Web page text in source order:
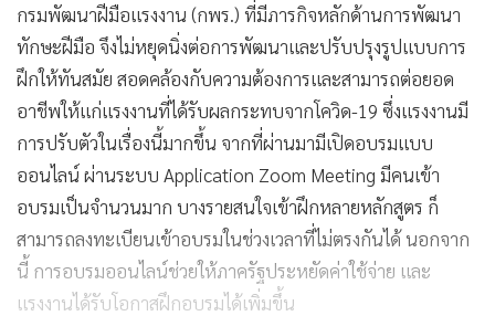
กรมพัฒนาฝีมือแรงงาน (กพร.) ที่มีภารกิจหลักด้านการพัฒนา
ทักษะฝีมือ จึงไม่หยุดนิ่งต่อการพัฒนาและปรับปรุงรูปแบบการ
ฝึกให้ทันสมัย สอดคล้องกับความต้องการและสามารถต่อยอด
อาชีพให้แก่แรงงานที่ได้รับผลกระทบจากโควิด-19 ซึ่งแรงงานมี
การปรับตัวในเรื่องนี้มากขึ้น จากที่ผ่านมามีเปิดอบรมแบบ
ออนไลน์ ผ่านระบบ Application Zoom Meeting มีคนเข้า
อบรมเป็นจำนวนมาก บางรายสนใจเข้าฝึกหลายหลักสูตร ก็
สามารถลงทะเบียนเข้าอบรมในช่วงเวลาที่ไม่ตรงกันได้ นอกจาก
นี้ การอบรมออนไลน์ช่วยให้ภาครัฐประหยัดค่าใช้จ่าย และ
แรงงานได้รับโอกาสฝึกอบรมได้เพิ่มขึ้น